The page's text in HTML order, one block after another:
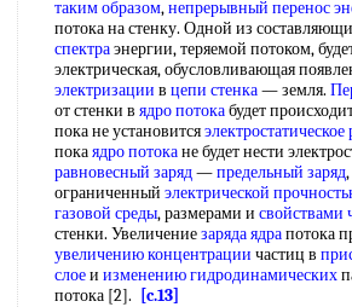
таким образом,непрерывный перенос
потока на стенку. Одной из
спектраэнергии, теряемой потоком,
электрическая, обусловливающая
электризации в цепи стенка— земля.
от стенки в ядро потокабудет
пока не установится
покаядро потокане будет нести
равновесный заряд—предельный заряд,
ограниченный электрической
газовой среды, размерами и свойствами
стенки. Увеличениезаряда ядрапотока
увеличению концентрации частиц в
слоеи изменению гидродинамических
потока [2].
[c.13]